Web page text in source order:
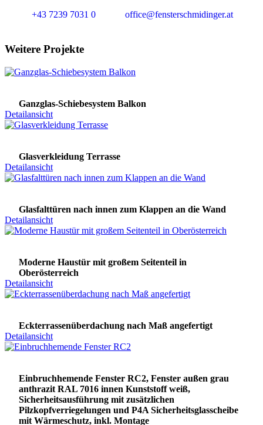
+43 7239 7031 0 office@fensterschmidinger.at
Weitere Projekte
Ganzglas-Schiebesystem Balkon
Detailansicht
Glasverkleidung Terrasse
Detailansicht
Glasfalttüren nach innen zum Klappen an die Wand
Detailansicht
Moderne Haustür mit großem Seitenteil in
Oberösterreich
Detailansicht
Eckterrassenüberdachung nach Maß angefertigt
Detailansicht
Einbruchhemende Fenster RC2, Fenster außen grau
anthrazit RAL 7016 innen Kunststoff weiß,
Sicherheitsausführung mit zusätzlichen
Pilzkopfverriegelungen und P4A Sicherheitsglasscheibe
mit Wärmeschutz, inkl. Montage